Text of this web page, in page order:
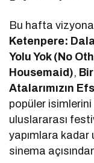
Bu hafta
Ketenpere:
Yolu Yok (No
Housemaid),
Atalarımızın
popüler
uluslararası
yapımlara kadar
sinema